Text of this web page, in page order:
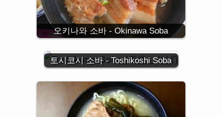
오키나와 소바 - Okinawa Soba
토시코시 소바 - Toshikoshi Soba